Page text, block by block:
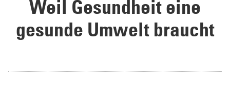
Weil Gesundheit eine
gesunde Umwelt braucht